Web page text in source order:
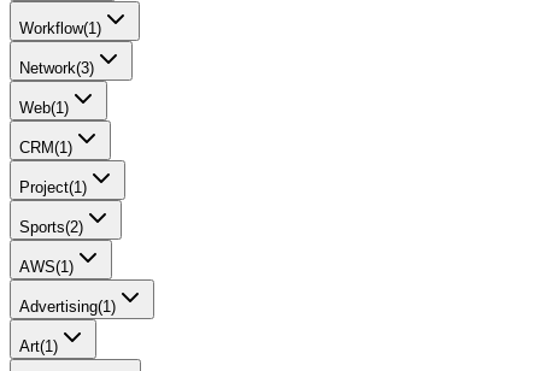
Workflow(1)
Network(3)
Web(1)
CRM(1)
Project(1)
Sports(2)
AWS(1)
Advertising(1)
Art(1)